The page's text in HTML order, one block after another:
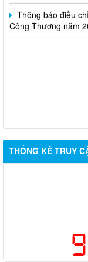
Thông báo điều
Công Thương năm
THỐNG KÊ TRUY